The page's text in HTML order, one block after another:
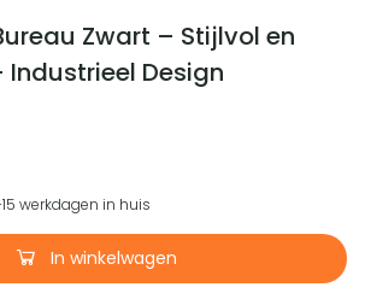
Zwart – Stijlvol en
Industrieel Design
werkdagen in huis
In winkelwagen